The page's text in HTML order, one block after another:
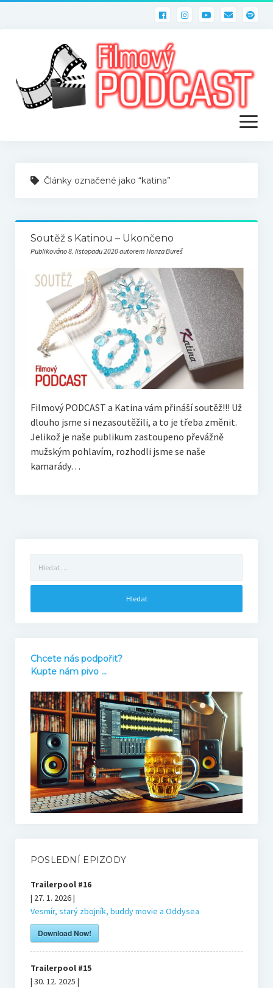
otevřít
menu
Filmový PODCAST
Live
Sólo
RECENZE
Trailerpool
Když se řekne…
HOST – rozhovory
Filmový KVÍZ
Výsledky
Bonus
Archiv
Podcast NaFilmu
Blog
Markovy RECeNZE 2025
2025
2024
Články označené jako “katina”
Soutěž s Katinou – Ukončeno
Publikováno 8. listopadu 2020 autorem Honza Bureš
Filmový PODCAST a Katina vám přináší soutěž!!! Už
dlouho jsme si nezasoutěžili, a to je třeba změnit.
Jelikož je naše publikum zastoupeno převážně
mužským pohlavím, rozhodli jsme se naše
kamarády…
Chcete nás podpořit?
Kupte nám pivo ...
POSLEDNÍ EPIZODY
Trailerpool #16
| 27. 1. 2026 |
Vesmír, starý zbojník, buddy movie a Oddysea
Download Now!
Trailerpool #15
| 30. 12. 2025 |